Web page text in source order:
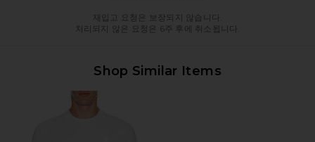
재입고 요청은 보장되지 않습니다.
처리되지 않은 요청은 6주 후에 취소됩니다.
Shop Similar Items